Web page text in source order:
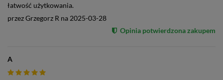
łatwość użytkowania.
przezGrzegorz R na 2025-03-28
Opinia potwierdzona zakupem
A